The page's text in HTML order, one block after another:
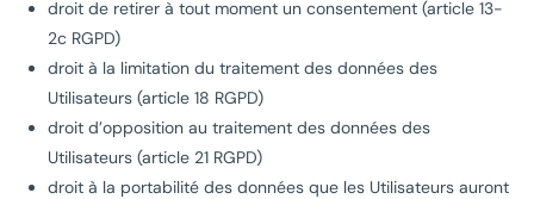
droit de retirer à tout moment un consentement (article 13-
2c RGPD)
droit à la limitation du traitement des données des
Utilisateurs (article 18 RGPD)
droit d’opposition au traitement des données des
Utilisateurs (article 21 RGPD)
droit à la portabilité des données que les Utilisateurs auront